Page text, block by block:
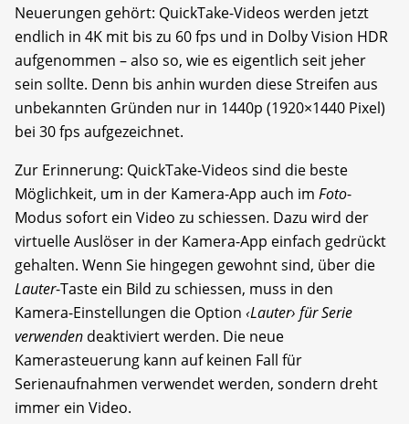
Neuerungen gehört: QuickTake-Videos werden jetzt
endlich in 4K mit bis zu 60 fps und in Dolby Vision HDR
aufgenommen – also so, wie es eigentlich seit jeher
sein sollte. Denn bis anhin wurden diese Streifen aus
unbekannten Gründen nur in 1440p (1920×1440 Pixel)
bei 30 fps aufgezeichnet.
Zur Erinnerung: QuickTake-Videos sind die beste
Möglichkeit, um in der Kamera-App auch im Foto-
Modus sofort ein Video zu schiessen. Dazu wird der
virtuelle Auslöser in der Kamera-App einfach gedrückt
gehalten. Wenn Sie hingegen gewohnt sind, über die
Lauter-Taste ein Bild zu schiessen, muss in den
Kamera-Einstellungen die Option ‹Lauter› für Serie
verwenden deaktiviert werden. Die neue
Kamerasteuerung kann auf keinen Fall für
Serienaufnahmen verwendet werden, sondern dreht
immer ein Video.